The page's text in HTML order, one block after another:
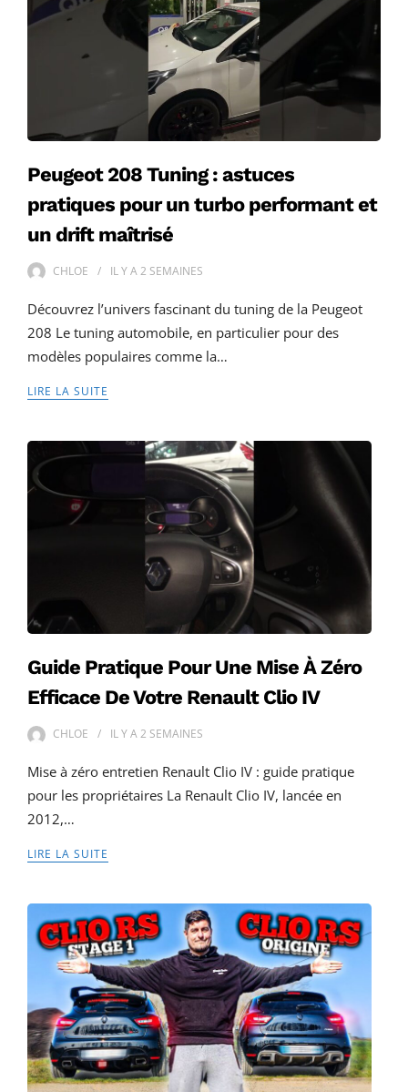
Peugeot 208 Tuning : astuces
pratiques pour un turbo performant et
un drift maîtrisé
CHLOE IL Y A2 SEMAINES
Découvrez l’univers fascinant du tuning de la Peugeot
208 Le tuning automobile, en particulier pour des
modèles populaires comme la…
LIRE LA SUITE
Guide Pratique Pour Une Mise À Zéro
Efficace De Votre Renault Clio IV
CHLOE IL Y A2 SEMAINES
Mise à zéro entretien Renault Clio IV : guide pratique
pour les propriétaires La Renault Clio IV, lancée en
2012,…
LIRE LA SUITE